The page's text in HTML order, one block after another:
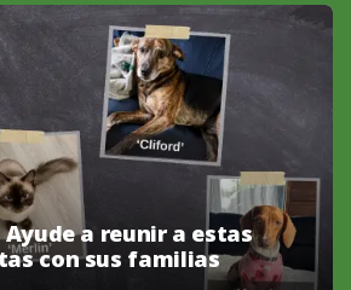
Ayude a reunir a estas
con sus familias